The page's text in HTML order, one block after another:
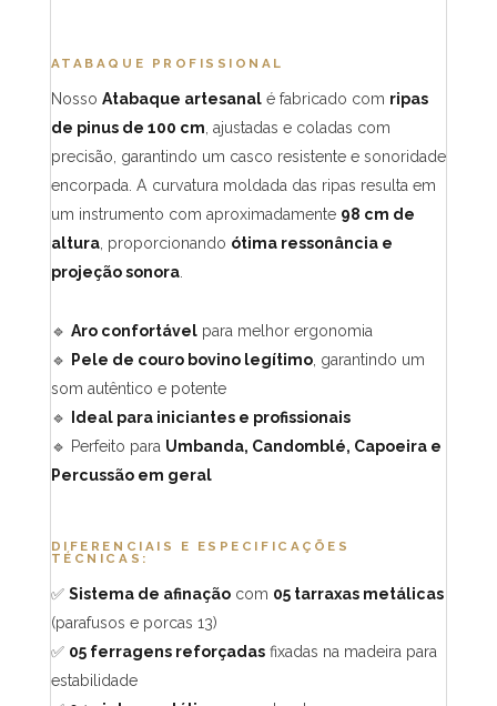
ATABAQUE PROFISSIONAL
Nosso Atabaque artesanalé fabricado com ripas
de pinus de 100 cm , ajustadas e coladas com
precisão, garantindo um casco resistente e sonoridade
encorpada. A curvatura moldada das ripas resulta em
um instrumento com aproximadamente 98 cm de
altura, proporcionando ótima ressonância e
projeção sonora.
🔹 Aro confortávelpara melhor ergonomia
🔹
Pele de couro bovino legítimo, garantindo um
som autêntico e potente
🔹
Ideal para iniciantes e profissionais
🔹 Perfeito para Umbanda, Candomblé, Capoeira e
Percussão em geral
DIFERENCIAIS E ESPECIFICAÇÕES
TÉCNICAS:
✅ Sistema de afinaçãocom 05 tarraxas metálicas
(parafusos e porcas 13)
✅ 05 ferragens reforçadasfixadas na madeira para
estabilidade